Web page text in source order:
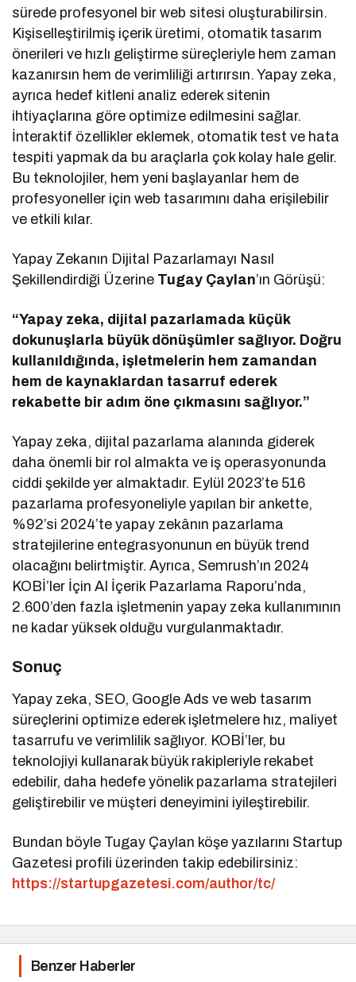
sürede profesyonel bir web sitesi oluşturabilirsin.
Kişiselleştirilmiş içerik üretimi, otomatik tasarım
önerileri ve hızlı geliştirme süreçleriyle hem zaman
kazanırsın hem de verimliliği artırırsın. Yapay zeka,
ayrıca hedef kitleni analiz ederek sitenin
ihtiyaçlarına göre optimize edilmesini sağlar.
İnteraktif özellikler eklemek, otomatik test ve hata
tespiti yapmak da bu araçlarla çok kolay hale gelir.
Bu teknolojiler, hem yeni başlayanlar hem de
profesyoneller için web tasarımını daha erişilebilir
ve etkili kılar.
Yapay Zekanın Dijital Pazarlamayı Nasıl
Şekillendirdiği Üzerine Tugay Çaylan’ın Görüşü:
“Yapay zeka, dijital pazarlamada küçük
dokunuşlarla büyük dönüşümler sağlıyor. Doğru
kullanıldığında, işletmelerin hem zamandan
hem de kaynaklardan tasarruf ederek
rekabette bir adım öne çıkmasını sağlıyor.”
​Yapay zeka, dijital pazarlama alanında giderek
daha önemli bir rol almakta ve iş operasyonunda
ciddi şekilde yer almaktadır. Eylül 2023’te 516
pazarlama profesyoneliyle yapılan bir ankette,
%92’si 2024’te yapay zekânın pazarlama
stratejilerine entegrasyonunun en büyük trend
olacağını belirtmiştir. Ayrıca, Semrush’ın 2024
KOBİ’ler İçin AI İçerik Pazarlama Raporu’nda,
2.600’den fazla işletmenin yapay zeka kullanımının
ne kadar yüksek olduğu vurgulanmaktadır.
Sonuç
Yapay zeka, SEO, Google Ads ve web tasarım
süreçlerini optimize ederek işletmelere hız, maliyet
tasarrufu ve verimlilik sağlıyor. KOBİ’ler, bu
teknolojiyi kullanarak büyük rakipleriyle rekabet
edebilir, daha hedefe yönelik pazarlama stratejileri
geliştirebilir ve müşteri deneyimini iyileştirebilir.
Bundan böyle Tugay Çaylan köşe yazılarını Startup
Gazetesi profili üzerinden takip edebilirsiniz:
https://startupgazetesi.com/author/tc/
Benzer Haberler